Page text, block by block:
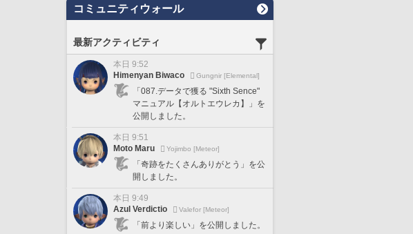
コミュニティウォール
最新アクティビティ
本日 9:52
Himenyan Biwaco
Gungnir [Elemental]
「087.データで獲る "Sixth Sence"
マニュアル【オルトエウレカ】」を
公開しました。
本日 9:51
Moto Maru
Yojimbo [Meteor]
「奇跡をたくさんありがとう」を公
開しました。
本日 9:49
Azul Verdictio
Valefor [Meteor]
「前より楽しい」を公開しました。